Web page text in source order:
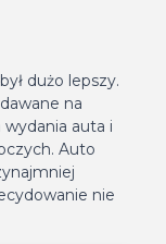
dużo lepszy.
na
auta i
Auto
nie